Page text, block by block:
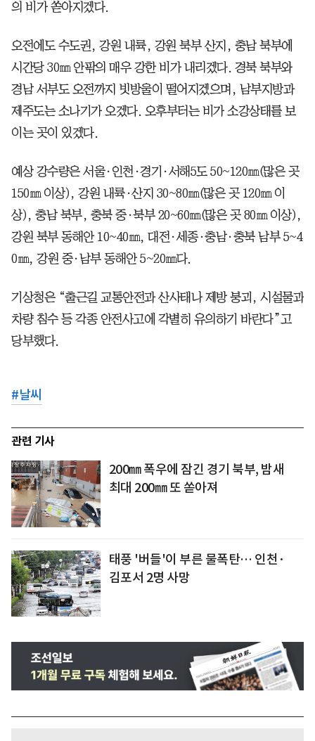
의 비가 쏟아지겠다.
오전에도 수도권, 강원 내륙, 강원 북부 산지, 충남 북부에
시간당 30㎜ 안팎의 매우 강한 비가 내리겠다. 경북 북부와
경남 서부도 오전까지 빗방울이 떨어지겠으며, 남부지방과
제주도는 소나기가 오겠다. 오후부터는 비가 소강상태를 보
이는 곳이 있겠다.
예상 강수량은 서울·인천·경기·서해5도 50~120㎜(많은 곳
150㎜ 이상), 강원 내륙·산지 30~80㎜(많은 곳 120㎜ 이
상), 충남 북부, 충북 중·북부 20~60㎜(많은 곳 80㎜ 이상),
강원 북부 동해안 10~40㎜, 대전·세종·충남·충북 남부 5~4
0㎜, 강원 중·남부 동해안 5~20㎜다.
기상청은 “출근길 교통안전과 산사태나 제방 붕괴, 시설물과
차량 침수 등 각종 안전사고에 각별히 유의하기 바란다”고
당부했다.
#날씨
관련 기사
200㎜ 폭우에 잠긴 경기 북부, 밤새
최대 200㎜ 또 쏟아져
태풍 '버들'이 부른 물폭탄… 인천·
김포서 2명 사망